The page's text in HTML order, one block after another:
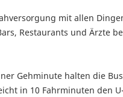
mit allen
Restaurants und Ärzte
Gehminute halten die
in 10 Fahrminuten den